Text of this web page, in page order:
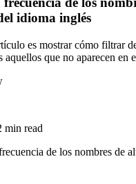
idioma inglés
es mostrar cómo filtrar
aquellos que no aparecen en
min read